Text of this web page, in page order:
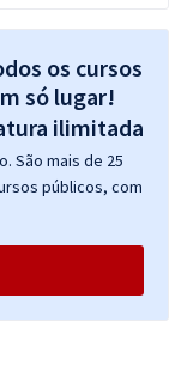
os cursos
só lugar!
São mais de 25
públicos, com